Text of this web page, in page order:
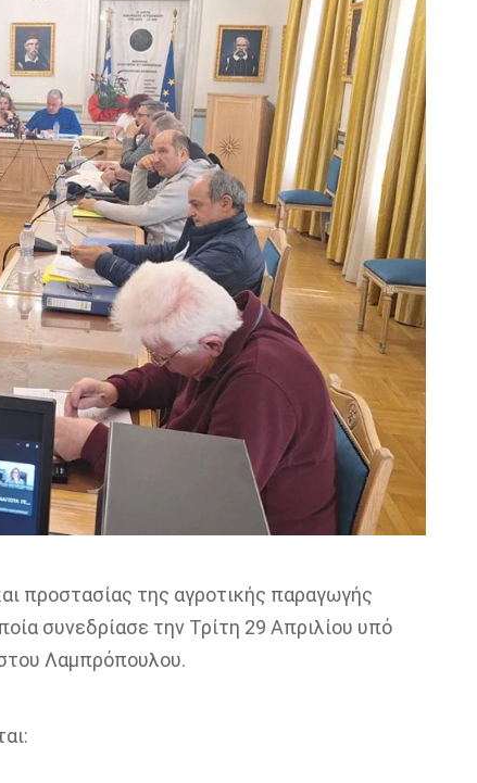
προστασίας της αγροτικής παραγωγής
συνεδρίασε την Τρίτη 29 Απριλίου υπό
Λαμπρόπουλου.